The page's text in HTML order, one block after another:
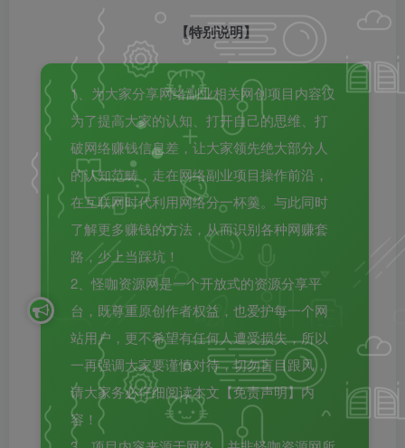
【特别说明】
1、为大家分享网络副业相关网创项目内容仅
为了提高大家的认知、打开自己的思维、打
破网络赚钱信息差，让大家领先绝大部分人
的认知范畴，走在网络副业项目操作前沿，
在互联网时代利用网络分一杯羹。与此同时
了解更多赚钱的方法，从而识别各种网赚套
路，少上当踩坑！
2、怪咖资源网是一个开放式的资源分享平
台，既尊重原创作者权益，也爱护每一个网
站用户，更不希望有任何人遭受损失，所以
一再强调大家要谨慎对待，切勿盲目跟风，
请大家务必仔细阅读本文【免责声明】内
容！